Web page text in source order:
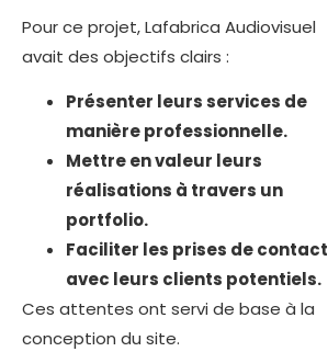
Pour ce projet, Lafabrica Audiovisuel
avait des objectifs clairs :
Présenter leurs services de
manière professionnelle.
Mettre en valeur leurs
réalisations à travers un
portfolio.
Faciliter les prises de contact
avec leurs clients potentiels.
Ces attentes ont servi de base à la
conception du site.